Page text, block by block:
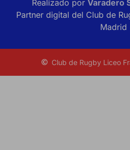
Realizado por Varadero
Partner digital del Club de
Madrid
Club de Rugby Liceo